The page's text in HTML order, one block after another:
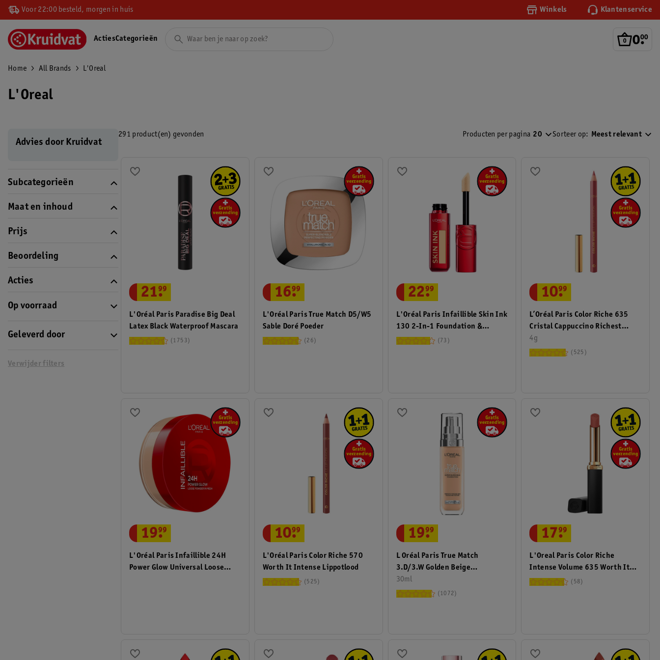
Voor 22:00 besteld, morgen in huis Winkels Klantenservice
0.
00
ActiesCategorieën
Home All Brands L'Oreal
L'Oreal
Advies door Kruidvat
Subcategorieën
Maat en inhoud
Prijs
Beoordeling
Acties
Op voorraad
Geleverd door
Verwijder filters
291 product(en) gevonden Producten per pagina 20 Sorteer op: Meest relevant
L'Oréal Paris Paradise Big Deal
Latex Black Waterproof Mascara
21.
99
1753
L'Oréal Paris True Match D5/W5
Sable Doré Poeder
16.
99
26
L'Oréal Paris Infaillible Skin Ink
130 2-In-1 Foundation &
Concealer
22.
99
73
L’Oréal Paris Color Riche 635
Cristal Cappuccino Richest
Lipliner
4g
10.
99
525
L'Oréal Paris Infaillible 24H
Power Glow Universal Loose
19.
99
L'Oréal Paris Color Riche 570
Worth It Intense Lippotlood
10.
99
525
L Oréal Paris True Match
3.D/3.W Golden Beige
Foundation
30ml
19.
99
1072
L'Oreal Paris Color Riche
Intense Volume 635 Worth It
Medium Matte Lippenstift
17.
99
58